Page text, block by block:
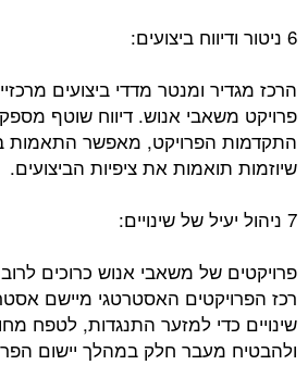
6 ניטור ודיווח ביצועים:
הרכז מגדיר ומנטר מדדי ביצועים
פרויקט משאבי אנוש. דיווח שוטף
התקדמות הפרויקט, מאפשר התאמות
שיוזמות תואמות את ציפיות הביצועים.
7 ניהול יעיל של שינויים:
פרויקטים של משאבי אנוש כרוכים לרוב
רכז הפרויקטים האסטרטגי מיישם
שינויים כדי למזער התנגדות, לטפח
ולהבטיח מעבר חלק במהלך יישום